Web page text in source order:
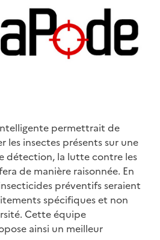
permettrait de
les insectes présents sur une
détection, la lutte contre les
de manière raisonnée. En
préventifs seraient
spécifiques et non
Cette équipe
ainsi un meilleur